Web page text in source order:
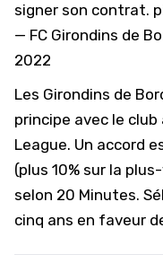
signer son contrat.
— FC Girondins de
2022
Les Girondins de
principe avec le
League. Un accord
(plus 10% sur la
selon 20 Minutes.
cinq ans en faveur